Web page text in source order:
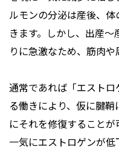
ルモンの分泌は産後、
きます。しかし、出産
りに急激なため、筋肉や
通常であれば「エスト
る働きにより、仮に腱
にそれを修復することが
一気にエストロゲンが